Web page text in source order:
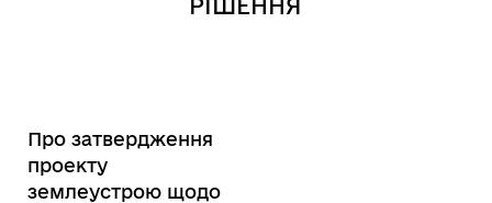
РІШЕННЯ
Про затвердження
проекту
землеустрою щодо